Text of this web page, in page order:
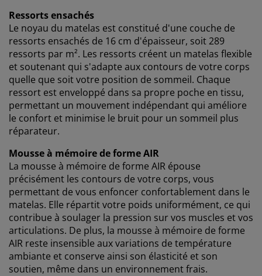
Ressorts ensachés
Le noyau du matelas est constitué d'une couche de
ressorts ensachés de 16 cm d'épaisseur, soit 289
ressorts par m². Les ressorts créent un matelas flexible
et soutenant qui s'adapte aux contours de votre corps
quelle que soit votre position de sommeil. Chaque
ressort est enveloppé dans sa propre poche en tissu,
permettant un mouvement indépendant qui améliore
le confort et minimise le bruit pour un sommeil plus
réparateur.
Mousse à mémoire de forme AIR
La mousse à mémoire de forme AIR épouse
précisément les contours de votre corps, vous
permettant de vous enfoncer confortablement dans le
matelas. Elle répartit votre poids uniformément, ce qui
contribue à soulager la pression sur vos muscles et vos
articulations. De plus, la mousse à mémoire de forme
AIR reste insensible aux variations de température
ambiante et conserve ainsi son élasticité et son
soutien, même dans un environnement frais.